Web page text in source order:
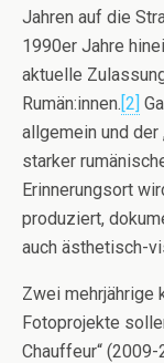
Jahren auf die
1990er Jahre
aktuelle
Rumän:innen.[2]
allgemein und der
starker
Erinnerungsort
produziert,
auch ästhetisch-
Zwei mehrjährige
Fotoprojekte
Chauffeur“